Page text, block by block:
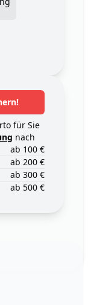
für Sie
nach
ab 100 €
ab 200 €
ab 300 €
ab 500 €